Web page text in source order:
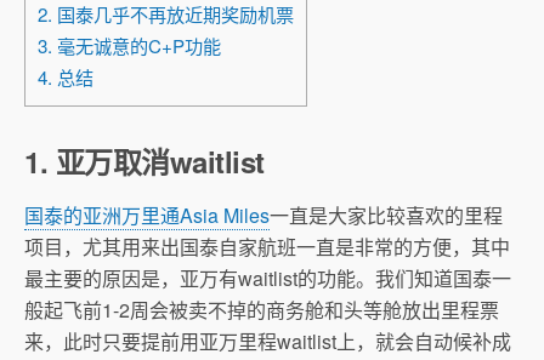
2. 国泰几乎不再放近期奖励机票
3. 毫无诚意的C+P功能
4. 总结
1. 亚万取消waitlist
国泰的亚洲万里通Asia Miles一直是大家比较喜欢的里程
项目，尤其用来出国泰自家航班一直是非常的方便，其中
最主要的原因是，亚万有waitlist的功能。我们知道国泰一
般起飞前1-2周会被卖不掉的商务舱和头等舱放出里程票
来，此时只要提前用亚万里程waitlist上，就会自动候补成